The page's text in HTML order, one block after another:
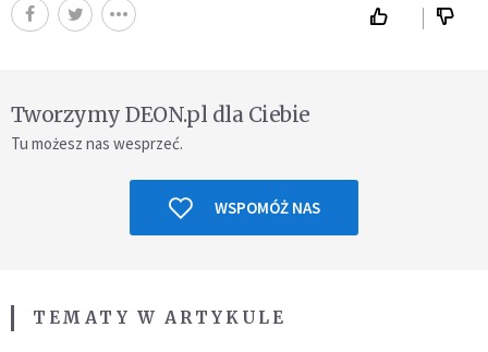
Tworzymy DEON.pl dla Ciebie
Tu możesz nas wesprzeć.
WSPOMÓŻ NAS
TEMATY W ARTYKULE